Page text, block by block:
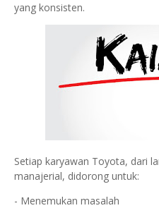
yang konsisten.
Setiap karyawan Toyota, dari
manajerial, didorong untuk:
- Menemukan masalah